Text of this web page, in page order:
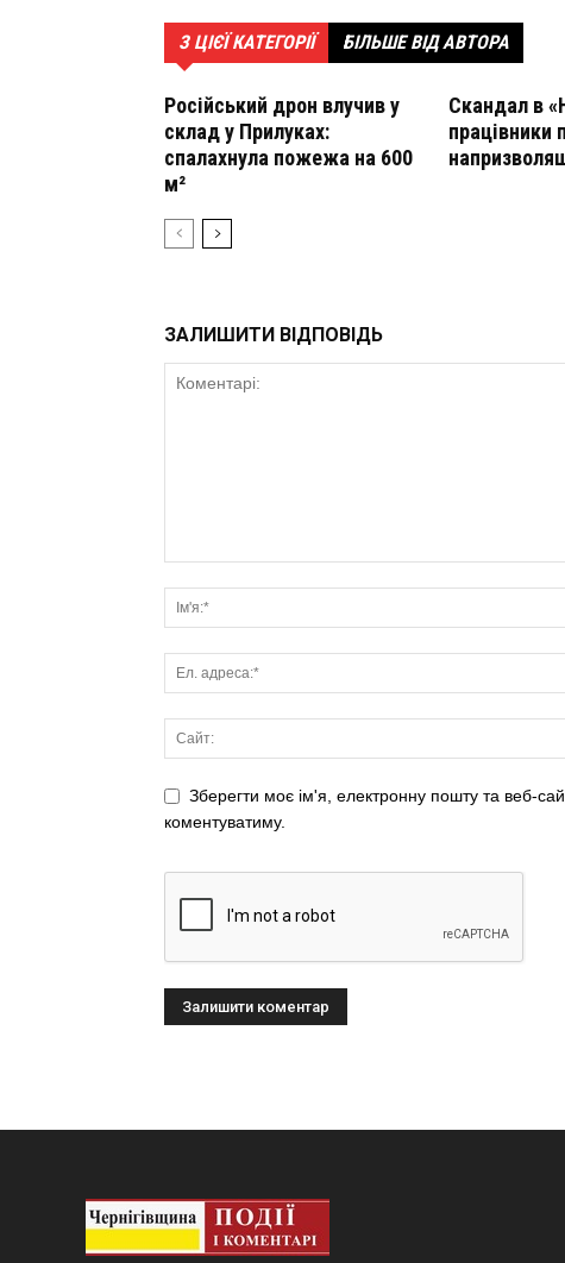
З ЦІЄЇ КАТЕГОРІЇ БІЛЬШЕ ВІД АВТОРА
Російський дрон влучив у
склад у Прилуках:
спалахнула пожежа на 600
м²
Скандал в
працівники
ЗАЛИШИТИ ВІДПОВІДЬ
Зберегти моє ім'я, електронну пошту та веб-
коментуватиму.